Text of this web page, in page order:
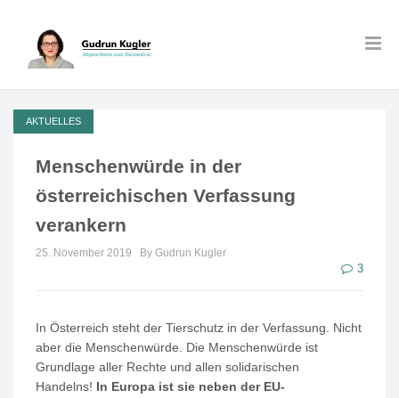
AKTUELLES
Menschenwürde in der
österreichischen Verfassung
verankern
25. November 2019 By Gudrun Kugler
3
In Österreich steht der Tierschutz in der Verfassung. Nicht
aber die Menschenwürde. Die Menschenwürde ist
Grundlage aller Rechte und allen solidarischen
Handelns! In Europa ist sie neben der EU-